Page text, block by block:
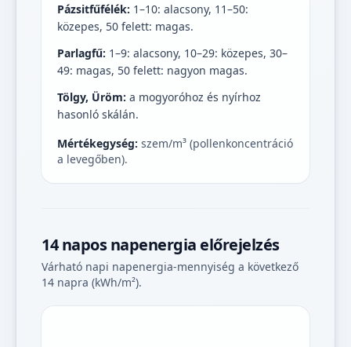
Pázsitfűfélék: 1–10: alacsony, 11–50:
közepes, 50 felett: magas.
Parlagfű: 1–9: alacsony, 10–29: közepes, 30–
49: magas, 50 felett: nagyon magas.
Tölgy, Üröm: a mogyoróhoz és nyírhoz
hasonló skálán.
Mértékegység: szem/m³ (pollenkoncentráció
a levegőben).
14 napos napenergia előrejelzés
Várható napi napenergia-mennyiség a következő
14 napra (kWh/m²).